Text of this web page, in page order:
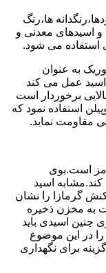
ها،رنگ
و اسیدهای معدنی و
استفاده می شود.
به عنوان
عمل می کند
برخوردار است
استفاده نمود که
مقاومت نماید.
است.بوی
اسید
گرمازا را نشان
به مخزن ذخیره
چنین اسیدی باید
در این موضوع
برای نگهداری